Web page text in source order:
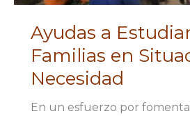
Ayudas a
Familias en
Necesidad
En un esfuerzo por